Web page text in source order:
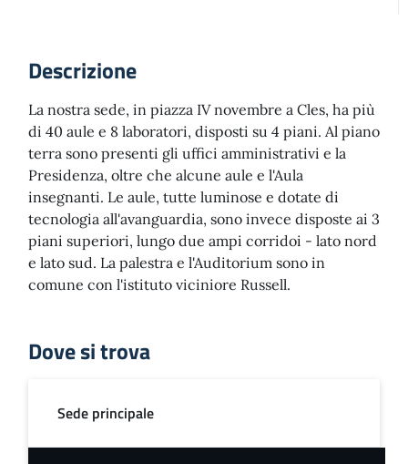
Descrizione
La nostra sede, in piazza IV novembre a Cles, ha più
di 40 aule e 8 laboratori, disposti su 4 piani. Al piano
terra sono presenti gli uffici amministrativi e la
Presidenza, oltre che alcune aule e l'Aula
insegnanti. Le aule, tutte luminose e dotate di
tecnologia all'avanguardia, sono invece disposte ai 3
piani superiori, lungo due ampi corridoi - lato nord
e lato sud. La palestra e l'Auditorium sono in
comune con l'istituto viciniore Russell.
Dove si trova
Sede principale